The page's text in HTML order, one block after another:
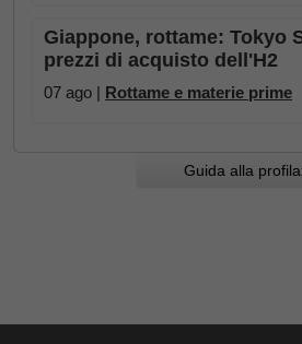
Giappone, rottame: Tokyo
prezzi di acquisto dell'H2
07 ago | Rottame e materie prime
Guida alla